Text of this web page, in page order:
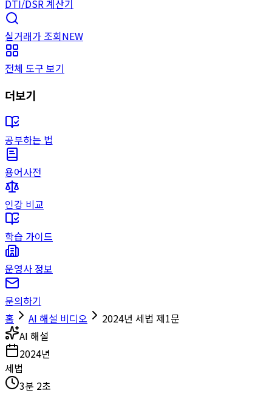
DTI/DSR 계산기
실거래가 조회NEW
전체 도구 보기
더보기
공부하는 법
용어사전
인강 비교
학습 가이드
운영사 정보
문의하기
홈
AI 해설 비디오
2024년 세법 제1문
AI 해설
2024년
세법
3분 2초